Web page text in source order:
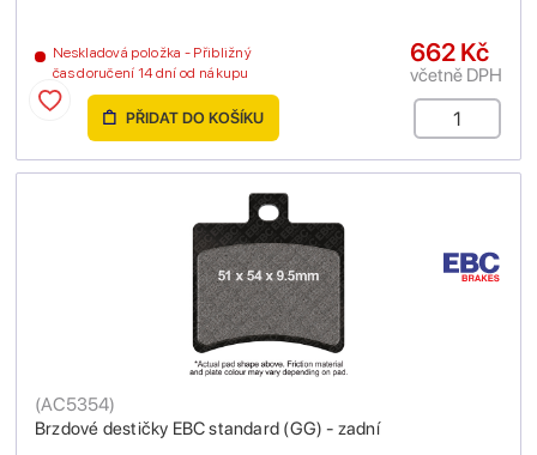
Neskladová položka - Přibližný
čas doručení 14 dní od nákupu
662 Kč
včetně DPH
PŘIDAT DO KOŠÍKU
Brzdové destičky EBC standard (GG) - zadní
(AC5354)